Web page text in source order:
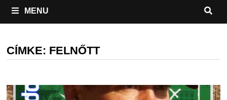
MENU
CÍMKE: FELNŐTT